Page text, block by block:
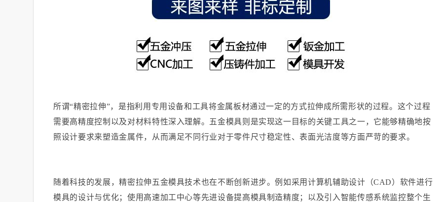
所谓“精密拉伸”，是指利用专用设备和工具将金属板材通过一定的方式拉伸成所需形状的过程。这个过程
需要高精度控制以及对材料特性深入理解。五金模具则是实现这一目标的关键工具之一，它能够精确地按
照设计要求来塑造金属件，从而满足不同行业对于零件尺寸稳定性、表面光洁度等方面严苛的要求。
随着科技的发展，精密拉伸五金模具技术也在不断创新进步。例如采用计算机辅助设计（CAD）软件进行
模具的设计与优化；使用高速加工中心等先进设备提高模具制造精度；以及引入智能传感系统监控整个生